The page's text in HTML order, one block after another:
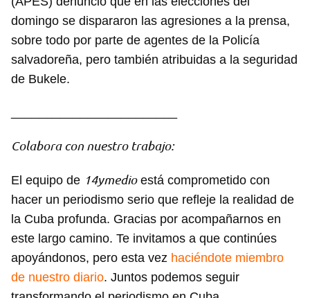
domingo se dispararon las agresiones a la prensa,
sobre todo por parte de agentes de la Policía
salvadoreña, pero también atribuidas a la seguridad
de Bukele.
Colabora con nuestro trabajo:
El equipo de 14ymedioestá comprometido con
hacer un periodismo serio que refleje la realidad de
la Cuba profunda. Gracias por acompañarnos en
este largo camino. Te invitamos a que continúes
apoyándonos, pero esta vez haciéndote miembro
de nuestro diario. Juntos podemos seguir